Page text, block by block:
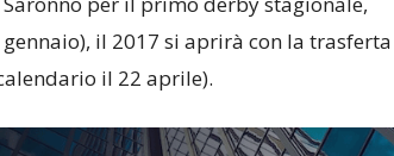
il 2017 si aprirà con la trasferta
il 22 aprile).